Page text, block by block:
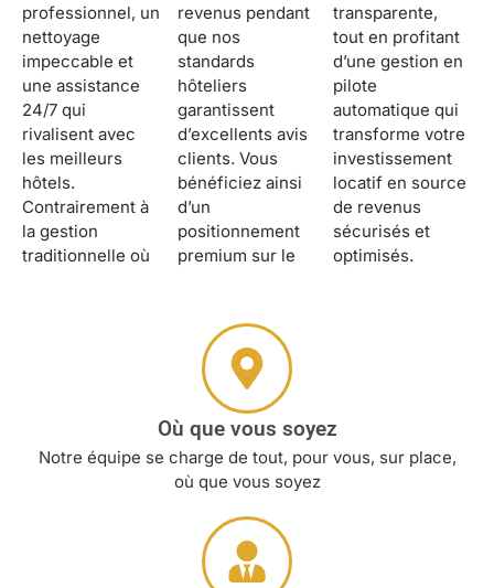
professionnel, un
nettoyage
impeccable et
une assistance
24/7 qui
rivalisent avec
les meilleurs
hôtels.
Contrairement à
la gestion
traditionnelle où
revenus pendant
que nos
standards
hôteliers
garantissent
d’excellents avis
clients. Vous
bénéficiez ainsi
d’un
positionnement
premium sur le
transparente,
tout en profitant
d’une gestion en
pilote
automatique qui
transforme votre
investissement
locatif en source
de revenus
sécurisés et
optimisés.
Où que vous soyez
Notre équipe se charge de tout, pour vous, sur place,
où que vous soyez